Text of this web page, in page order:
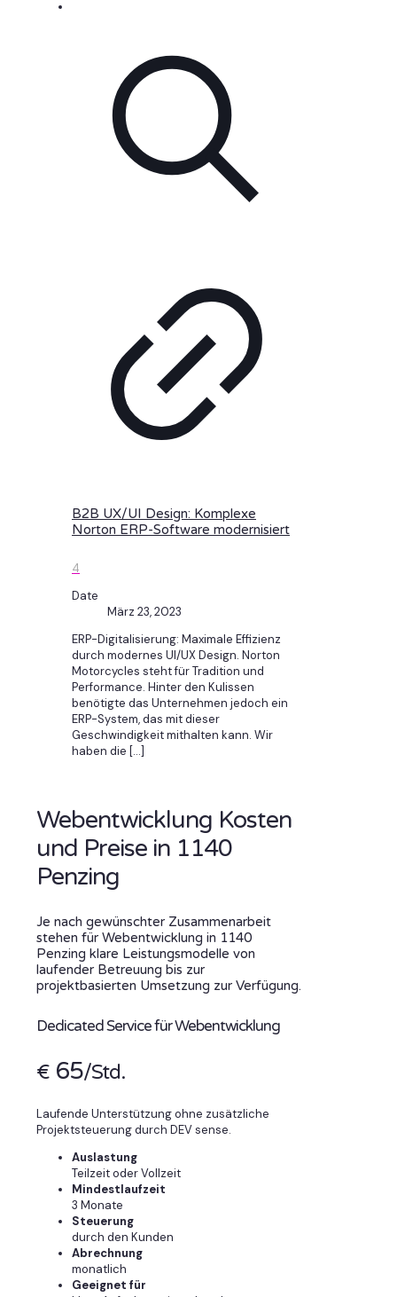
B2B UX/UI Design: Komplexe
Norton ERP-Software modernisiert
4
Date
März 23, 2023
ERP-Digitalisierung: Maximale Effizienz
durch modernes UI/UX Design. Norton
Motorcycles steht für Tradition und
Performance. Hinter den Kulissen
benötigte das Unternehmen jedoch ein
ERP-System, das mit dieser
Geschwindigkeit mithalten kann. Wir
haben die […]
Webentwicklung Kosten
und Preise in 1140
Penzing
Je nach gewünschter Zusammenarbeit
stehen für Webentwicklung in 1140
Penzing klare Leistungsmodelle von
laufender Betreuung bis zur
projektbasierten Umsetzung zur Verfügung.
Dedicated Service für Webentwicklung
€ 65/Std.
Laufende Unterstützung ohne zusätzliche
Projektsteuerung durch DEV sense.
Auslastung
Teilzeit oder Vollzeit
Mindestlaufzeit
3 Monate
Steuerung
durch den Kunden
Abrechnung
monatlich
Geeignet für